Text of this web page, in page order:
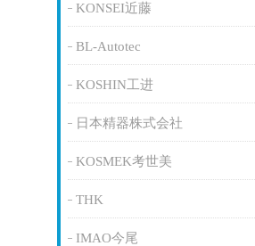
KONSEI近藤
BL-Autotec
KOSHIN工进
日本精器株式会社
KOSMEK考世美
THK
IMAO今尾